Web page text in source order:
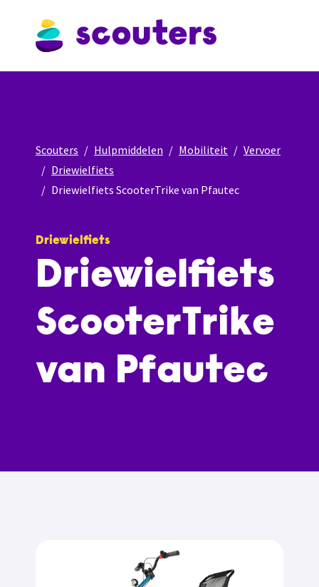
Scouters Hulpmiddelen Mobiliteit
Vervoer
Driewielfiets
Driewielfiets ScooterTrike van Pfautec
Driewielfiets
Driewielfiets
ScooterTrike
van Pfautec